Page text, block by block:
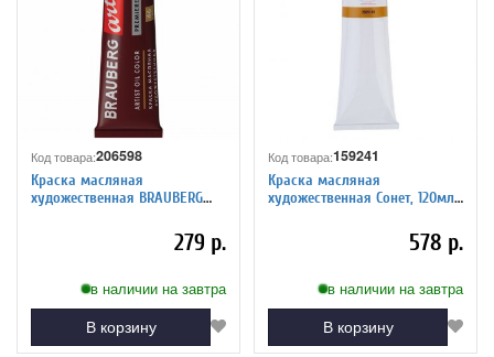
Код товара:206598
Краска масляная
художественная BRAUBERG
серия, СИРЕНЕВАЯ, 191422279 р.
в наличии на завтра
В корзину
Код товара:159241
Краска масляная
художественная Сонет, 120мл,
578 р.
в наличии на завтра
В корзину